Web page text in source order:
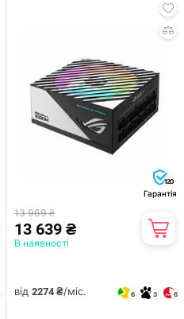
120
Гарантія
13 969 ₴
13 639 ₴
В наявності
від 2274 ₴/міс. 6 3 6